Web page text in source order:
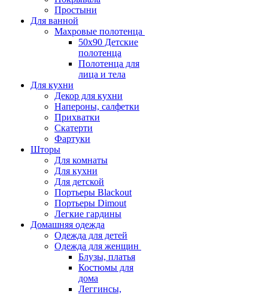
Простыни
Для ванной
Махровые полотенца
50х90 Детские
полотенца
Полотенца для
лица и тела
Для кухни
Декор для кухни
Напероны, салфетки
Прихватки
Скатерти
Фартуки
Шторы
Для комнаты
Для кухни
Для детской
Портьеры Blackout
Портьеры Dimout
Легкие гардины
Домашняя одежда
Одежда для детей
Одежда для женщин
Блузы, платья
Костюмы для
дома
Леггинсы,